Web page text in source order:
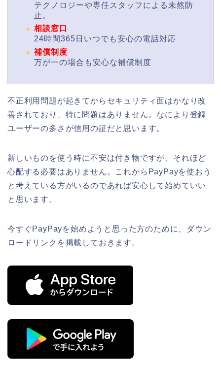
テクノロジーや専任スタッフによる未然防
止。
相談窓口
24時間365日いつでも安心の電話対応
補償制度
万が一の場合も安心な補償制度
不正利用問題が起きてからセキュリティ面はかなり改
善されており、特に問題はありません。なにより登録
ユーザーの多さが信用の証だと思います。
新しいものを使う時に不安は付き物ですが、それほど
心配する必要はありません。これからPayPayを使おう
と考えている方がいるのであれば安心して始めていい
と思います。
今すぐPayPayを始めようと思った方のために、ダウン
ロードリンクを掲載しておきます。